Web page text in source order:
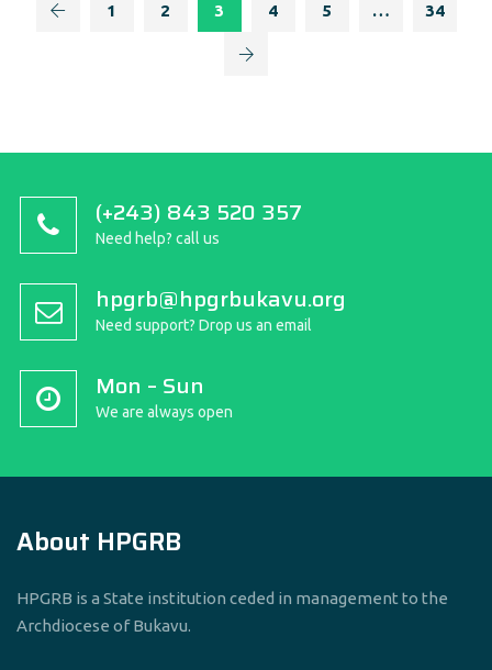
1 2 3 4 5 … 34
(+243) 843 520 357
Need help? call us
hpgrb@hpgrbukavu.org
Need support? Drop us an email
Mon – Sun
We are always open
About HPGRB
HPGRB is a State institution ceded in management to the
Archdiocese of Bukavu.